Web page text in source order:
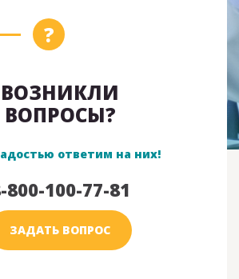
ВОЗНИКЛИ
ВОПРОСЫ?
ответим на них!
800-100-77-81
ЗАДАТЬ ВОПРОС